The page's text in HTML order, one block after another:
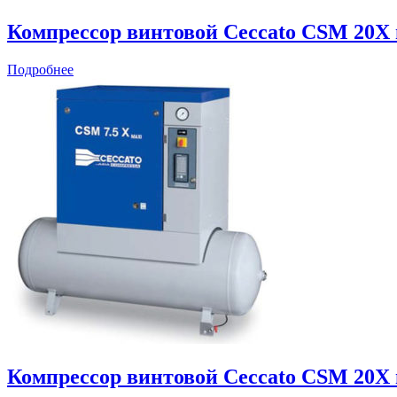
Компрессор винтовой Ceccato CSM 20X
Подробнее
Компрессор винтовой Ceccato CSM 20X